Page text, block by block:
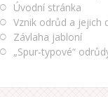
Úvodní stránka
Vznik odrůd a jejich
Závlaha jabloní
„Spur-typové“